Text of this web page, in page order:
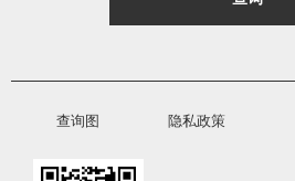
查询图 隐私政策